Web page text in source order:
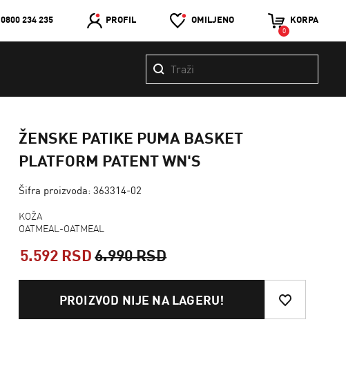
0800 234 235 PROFIL OMILJENO KORPA
0
ŽENSKE PATIKE PUMA BASKET
PLATFORM PATENT WN'S
Šifra proizvoda: 363314-02
KOŽA
OATMEAL-OATMEAL
5.592 RSD 6.990 RSD
PROIZVOD NIJE NA LAGERU!